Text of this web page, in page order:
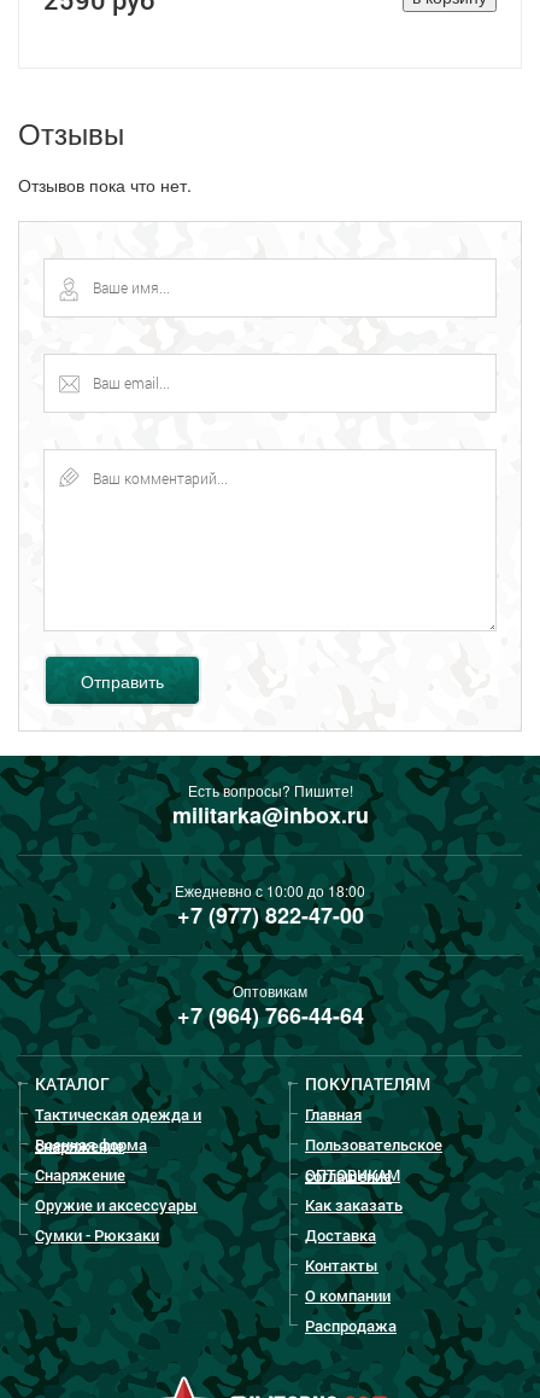
Отзывы
Отзывов пока что нет.
Отправить
Есть вопросы? Пишите!
militarka@inbox.ru
Ежедневно с 10:00 до 18:00
+7 (977) 822-47-00
Оптовикам
+7 (964) 766-44-64
КАТАЛОГ
Тактическая одежда и
снаряжение
Военная форма
Снаряжение
Оружие и аксессуары
Сумки - Рюкзаки
ПОКУПАТЕЛЯМ
Главная
Пользовательское
соглашение
ОПТОВИКАМ
Как заказать
Доставка
Контакты
О компании
Распродажа